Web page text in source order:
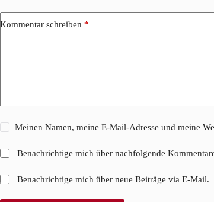
Kommentar schreiben *
Meinen Namen, meine E-Mail-Adresse und meine
Benachrichtige mich über nachfolgende
Benachrichtige mich über neue Beiträge via E-Mail.